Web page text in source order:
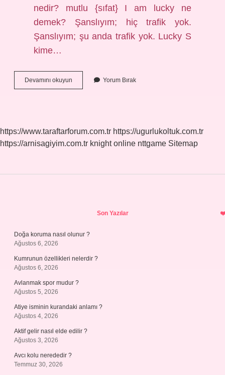
nedir? mutlu {sıfat} I am lucky ne
demek? Şanslıyım; hiç trafik yok.
Şanslıyım; şu anda trafik yok. Lucky S
kime…
Devamını okuyun
Hangi
Yorum Bırak
https://www.taraftarforum.com.tr https://ugurlukoltuk.com.tr
https://arnisagiyim.com.tr knight online nttgame Sitemap
Son Yazılar
Doğa koruma nasıl olunur ?
Ağustos 6, 2026
Kumrunun özellikleri nelerdir ?
Ağustos 6, 2026
Avlanmak spor mudur ?
Ağustos 5, 2026
Atiye isminin kurandaki anlamı ?
Ağustos 4, 2026
Aktif gelir nasıl elde edilir ?
Ağustos 3, 2026
Avcı kolu nerededir ?
Temmuz 30, 2026